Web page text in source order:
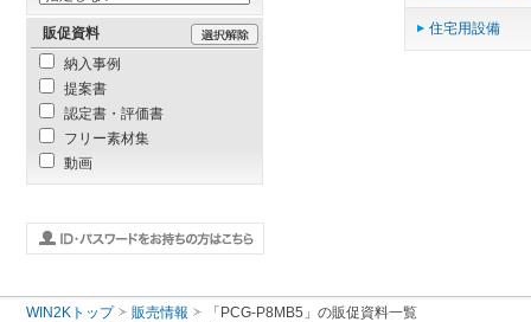
住宅用設備
販促資料
納入事例
提案書
認定書・評価書
フリー素材集
動画
WIN2Kトップ 販売情報 「PCG-P8MB5」の販促資料一覧